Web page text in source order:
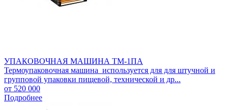
УПАКОВОЧНАЯ МАШИНА ТМ-1ПА
Термоупаковочная машина используется для для штучной и
групповой упаковки пищевой, технической и др...
от 520 000
Подробнее